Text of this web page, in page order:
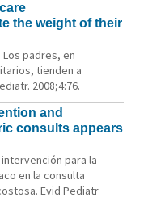
the weight of their
Los padres, en
tienden a
2008;4:76.
and
consults appears
intervención para la
en la consulta
Evid Pediatr